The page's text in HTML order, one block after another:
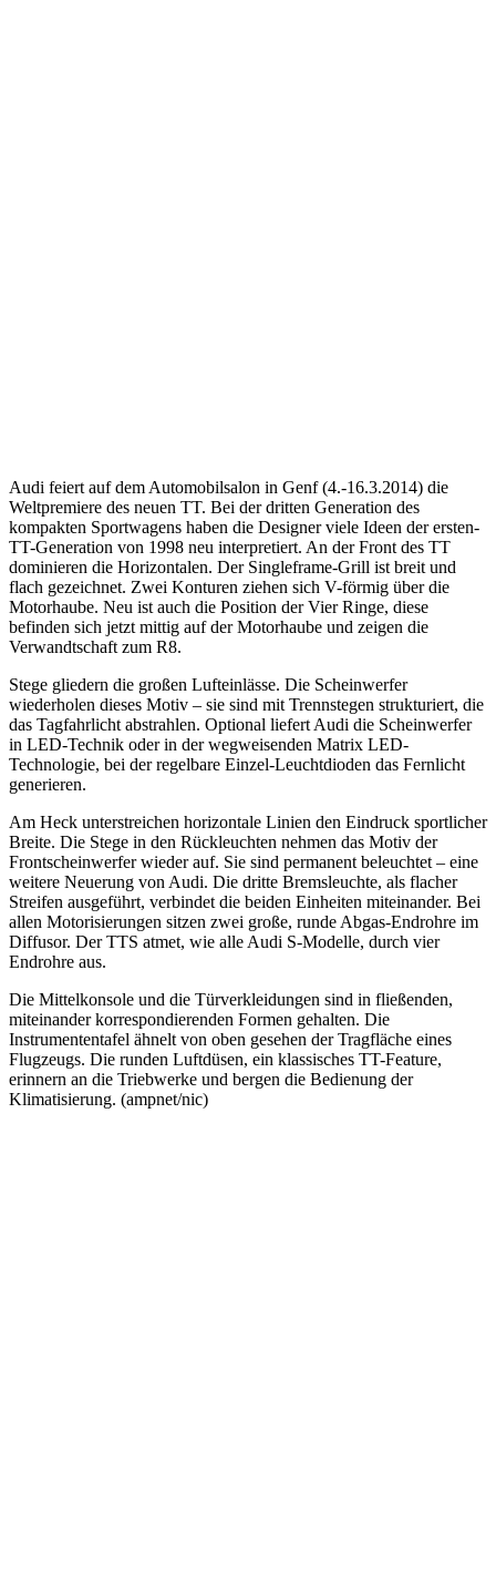
Audi feiert auf dem Automobilsalon in Genf (4.-16.3.2014) die
Weltpremiere des neuen TT. Bei der dritten Generation des
kompakten Sportwagens haben die Designer viele Ideen der ersten-
TT-Generation von 1998 neu interpretiert. An der Front des TT
dominieren die Horizontalen. Der Singleframe-Grill ist breit und
flach gezeichnet. Zwei Konturen ziehen sich V-förmig über die
Motorhaube. Neu ist auch die Position der Vier Ringe, diese
befinden sich jetzt mittig auf der Motorhaube und zeigen die
Verwandtschaft zum R8.
Stege gliedern die großen Lufteinlässe. Die Scheinwerfer
wiederholen dieses Motiv – sie sind mit Trennstegen strukturiert, die
das Tagfahrlicht abstrahlen. Optional liefert Audi die Scheinwerfer
in LED-Technik oder in der wegweisenden Matrix LED-
Technologie, bei der regelbare Einzel-Leuchtdioden das Fernlicht
generieren.
Am Heck unterstreichen horizontale Linien den Eindruck sportlicher
Breite. Die Stege in den Rückleuchten nehmen das Motiv der
Frontscheinwerfer wieder auf. Sie sind permanent beleuchtet – eine
weitere Neuerung von Audi. Die dritte Bremsleuchte, als flacher
Streifen ausgeführt, verbindet die beiden Einheiten miteinander. Bei
allen Motorisierungen sitzen zwei große, runde Abgas-Endrohre im
Diffusor. Der TTS atmet, wie alle Audi S-Modelle, durch vier
Endrohre aus.
Die Mittelkonsole und die Türverkleidungen sind in fließenden,
miteinander korrespondierenden Formen gehalten. Die
Instrumententafel ähnelt von oben gesehen der Tragfläche eines
Flugzeugs. Die runden Luftdüsen, ein klassisches TT-Feature,
erinnern an die Triebwerke und bergen die Bedienung der
Klimatisierung. (ampnet/nic)